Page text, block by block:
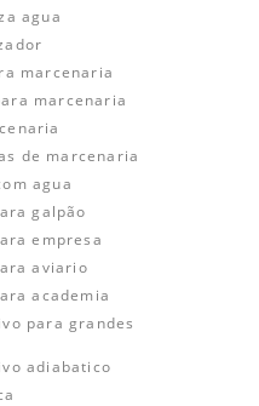
agua
marcenaria
marcenaria
de marcenaria
agua
galpão
empresa
aviario
academia
para grandes
adiabatico